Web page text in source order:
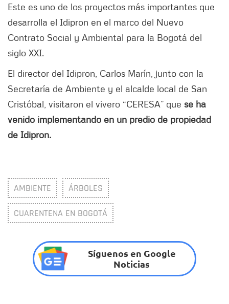
Este es uno de los proyectos más importantes que
desarrolla el Idipron en el marco del Nuevo
Contrato Social y Ambiental para la Bogotá del
siglo XXI.
El director del Idipron, Carlos Marín, junto con la
Secretaría de Ambiente y el alcalde local de San
Cristóbal, visitaron el vivero “CERESA” que se ha
venido implementando en un predio de propiedad
de Idipron.
AMBIENTE ÁRBOLES
CUARENTENA EN BOGOTÁ
Síguenos en Google
Noticias